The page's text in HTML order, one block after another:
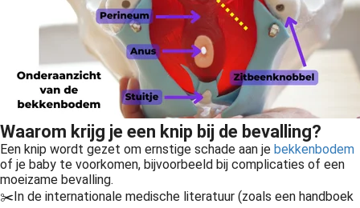
Waarom krijg je een knip bij de bevalling?
Een knip wordt gezet om ernstige schade aan je bekkenbodem
of je baby te voorkomen, bijvoorbeeld bij complicaties of een
moeizame bevalling.
✂️In de internationale medische literatuur (zoals een handboek